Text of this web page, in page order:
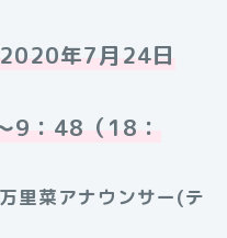
2020年7月24日
9：48（18：
里菜アナウンサー(テ